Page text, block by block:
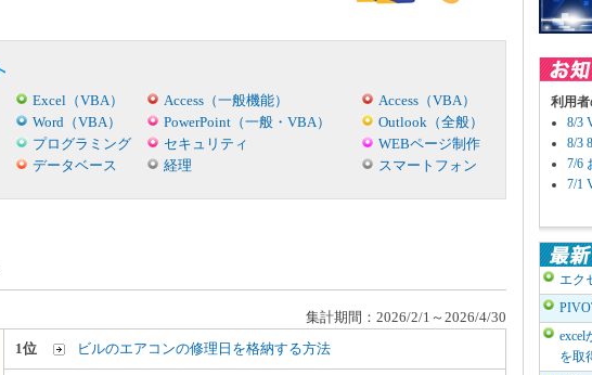
Excel（VBA） Access（一般機能）
Access（VBA）
Word（VBA） PowerPoint（一般・VBA）
Outlook（全般）
プログラミング セキュリティ
WEBページ制作
データベース 経理 スマートフォン
集計期間：2026/2/1～2026/4/30
1位 ビルのエアコンの修理日を格納する方法
利用
8/3
8/3
7/6
7/1
エク
excel
を取